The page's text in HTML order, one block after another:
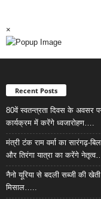
×
Recent Posts
80वें स्वतन्त्रता दिवस के अवसर
कार्यक्रम में करेंगे ध्वजारोहण….
मंत्री टंक राम वर्मा का सारंगढ़-
और तिरंगा यात्रा का करेंगे
नैनो यूरिया से बदली सब्जी की
मिसाल…..